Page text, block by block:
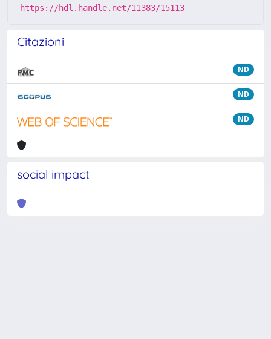
https://hdl.handle.net/11383/15113
Citazioni
ND
ND
ND
social impact